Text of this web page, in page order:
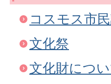
コスモス市
文化祭
文化財につ